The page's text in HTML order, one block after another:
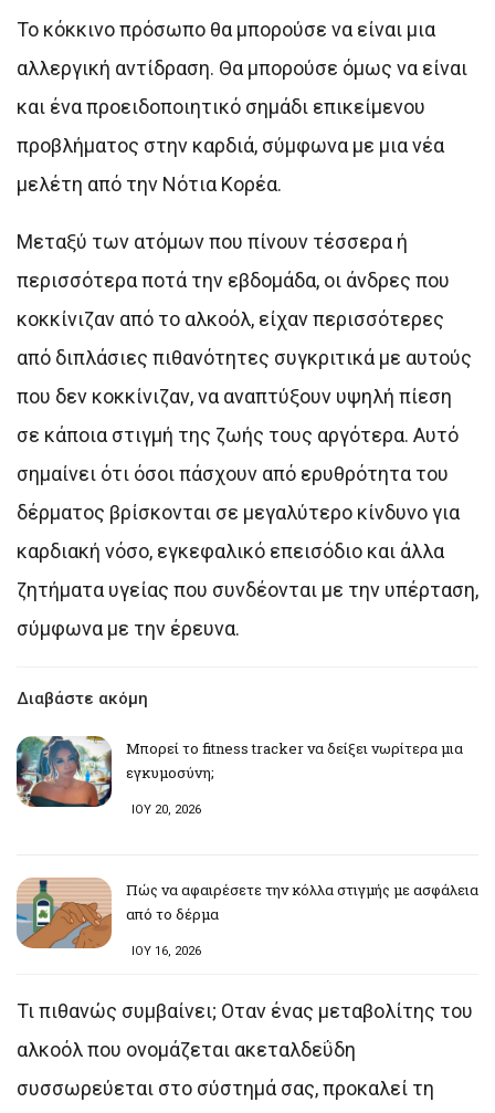
Το κόκκινο πρόσωπο θα μπορούσε να είναι μια
αλλεργική αντίδραση. Θα μπορούσε όμως να είναι
και ένα προειδοποιητικό σημάδι επικείμενου
προβλήματος στην καρδιά, σύμφωνα με μια νέα
μελέτη από την Νότια Κορέα.
Μεταξύ των ατόμων που πίνουν τέσσερα ή
περισσότερα ποτά την εβδομάδα, οι άνδρες που
κοκκίνιζαν από το αλκοόλ, είχαν περισσότερες
από διπλάσιες πιθανότητες συγκριτικά με αυτούς
που δεν κοκκίνιζαν, να αναπτύξουν υψηλή πίεση
σε κάποια στιγμή της ζωής τους αργότερα. Αυτό
σημαίνει ότι όσοι πάσχουν από ερυθρότητα του
δέρματος βρίσκονται σε μεγαλύτερο κίνδυνο για
καρδιακή νόσο, εγκεφαλικό επεισόδιο και άλλα
ζητήματα υγείας που συνδέονται με την υπέρταση,
σύμφωνα με την έρευνα.
Διαβάστε ακόμη
Μπορεί το fitness tracker να δείξει νωρίτερα μια
εγκυμοσύνη;
ΙΟΥ 20, 2026
Πώς να αφαιρέσετε την κόλλα στιγμής με ασφάλεια
από το δέρμα
ΙΟΥ 16, 2026
Τι πιθανώς συμβαίνει; Οταν ένας μεταβολίτης του
αλκοόλ που ονομάζεται ακεταλδεΰδη
συσσωρεύεται στο σύστημά σας, προκαλεί τη